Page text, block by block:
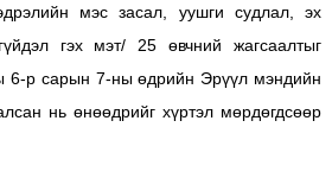
мэс засал, уушги судлал, эх
гэх мэт/ 25 өвчний жагсаалтыг
6-р сарын 7-ны өдрийн Эрүүл мэндийн
нь өнөөдрийг хүртэл мөрдөгдсөөр